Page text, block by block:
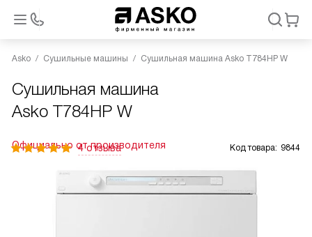
Asko Сушильные машины Сушильная машина Asko T784HP W
Сушильная машина
Asko T784HP W
Официально от производителя
4 отзыва Код товара: 9844